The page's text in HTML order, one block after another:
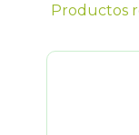
Productos